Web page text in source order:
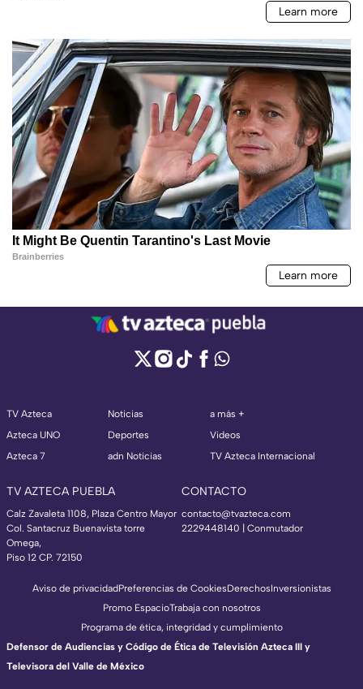
TV Azteca
Azteca UNO
Azteca 7
Noticias
Deportes
adn Noticias
a más +
Videos
TV Azteca Internacional
TV AZTECA PUEBLA
Calz Zavaleta 1108, Plaza Centro Mayor
Col. Santacruz Buenavista torre
Omega,
Piso 12 CP. 72150
CONTACTO
contacto@tvazteca.com
2229448140 | Conmutador
Aviso de privacidadPreferencias de CookiesDerechosInversionistas
Promo EspacioTrabaja con nosotros
Programa de ética, integridad y cumplimiento
Defensor de Audiencias y Código de Ética de Televisión Azteca III y
Televisora del Valle de México